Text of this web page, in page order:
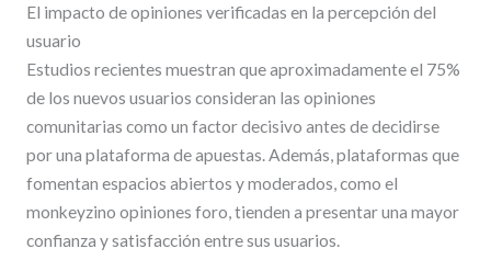
El impacto de opiniones verificadas en la percepción del
usuario
Estudios recientes muestran que aproximadamente el 75%
de los nuevos usuarios consideran las opiniones
comunitarias como un factor decisivo antes de decidirse
por una plataforma de apuestas. Además, plataformas que
fomentan espacios abiertos y moderados, como el
monkeyzino opiniones foro, tienden a presentar una mayor
confianza y satisfacción entre sus usuarios.